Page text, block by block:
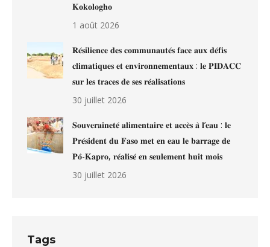
𝐊𝐨𝐤𝐨𝐥𝐨𝐠𝐡𝐨
1 août 2026
𝐑𝐞́𝐬𝐢𝐥𝐢𝐞𝐧𝐜𝐞 𝐝𝐞𝐬 𝐜𝐨𝐦𝐦𝐮𝐧𝐚𝐮𝐭𝐞́𝐬 𝐟𝐚𝐜𝐞 𝐚𝐮𝐱 𝐝𝐞́𝐟𝐢𝐬
𝐜𝐥𝐢𝐦𝐚𝐭𝐢𝐪𝐮𝐞𝐬 𝐞𝐭 𝐞𝐧𝐯𝐢𝐫𝐨𝐧𝐧𝐞𝐦𝐞𝐧𝐭𝐚𝐮𝐱 : 𝐥𝐞 𝐏𝐈𝐃𝐀𝐂𝐂
𝐬𝐮𝐫 𝐥𝐞𝐬 𝐭𝐫𝐚𝐜𝐞𝐬 𝐝𝐞 𝐬𝐞𝐬 𝐫𝐞́𝐚𝐥𝐢𝐬𝐚𝐭𝐢𝐨𝐧𝐬
30 juillet 2026
𝐒𝐨𝐮𝐯𝐞𝐫𝐚𝐢𝐧𝐞𝐭𝐞́ 𝐚𝐥𝐢𝐦𝐞𝐧𝐭𝐚𝐢𝐫𝐞 𝐞𝐭 𝐚𝐜𝐜𝐞̀𝐬 𝐚̀ 𝐥’𝐞𝐚𝐮 : 𝐥𝐞
𝐏𝐫𝐞́𝐬𝐢𝐝𝐞𝐧𝐭 𝐝𝐮 𝐅𝐚𝐬𝐨 𝐦𝐞𝐭 𝐞𝐧 𝐞𝐚𝐮 𝐥𝐞 𝐛𝐚𝐫𝐫𝐚𝐠𝐞 𝐝𝐞
𝐏𝐨̂-𝐊𝐚𝐩𝐫𝐨, 𝐫𝐞́𝐚𝐥𝐢𝐬𝐞́ 𝐞𝐧 𝐬𝐞𝐮𝐥𝐞𝐦𝐞𝐧𝐭 𝐡𝐮𝐢𝐭 𝐦𝐨𝐢𝐬
30 juillet 2026
Tags